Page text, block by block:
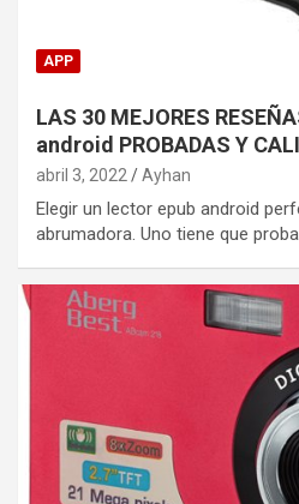
APP
LAS 30 MEJORES
android PROBADAS Y
abril 3, 2022 Ayhan
Elegir un lector epub android
abrumadora. Uno tiene que